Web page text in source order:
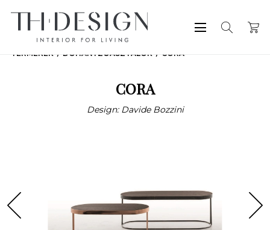
TERMÉKEK DOHÁNYZÓASZTALOK CORA
CORA
Design: Davide Bozzini